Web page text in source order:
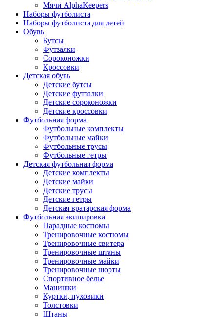
Мячи AlphaKeepers
Наборы футболиста
Наборы футболиста для детей
Обувь
Бутсы
Футзалки
Сороконожки
Кроссовки
Детская обувь
Детские бутсы
Детские футзалки
Детские сороконожки
Детские кроссовки
Футбольная форма
Футбольные комплекты
Футбольные майки
Футбольные трусы
Футбольные гетры
Детская футбольная форма
Детские комплекты
Детские майки
Детские трусы
Детские гетры
Детская вратарская форма
Футбольная экипировка
Парадные костюмы
Тренировочные костюмы
Тренировочные свитера
Тренировочные штаны
Тренировочные майки
Тренировочные шорты
Спортивное белье
Манишки
Куртки, пуховики
Толстовки
Штаны